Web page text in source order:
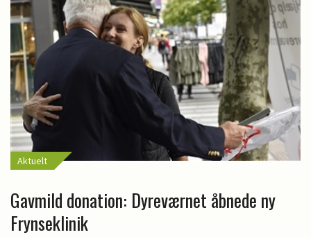
Aktuelt
Gavmild donation: Dyreværnet åbnede ny
Frynseklinik